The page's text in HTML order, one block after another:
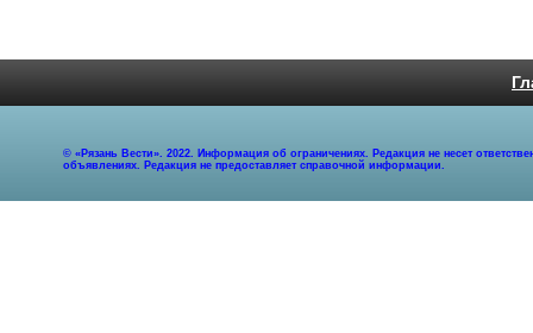
© «Рязань Вести». 2022. Информация об ограничениях. Редакция не несет
объявлениях. Редакция не предоставляет справочной информации.